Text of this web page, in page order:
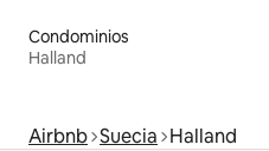
Condominios
Halland
Airbnb Suecia Halland